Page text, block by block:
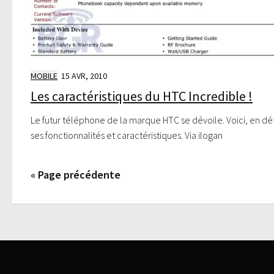
MOBILE 15 AVR, 2010
Les caractéristiques du HTC Incredible !
Le futur téléphone de la marque HTC se dévoile. Voici, en
ses fonctionnalités et caractéristiques. Via ilogan
« Page précédente